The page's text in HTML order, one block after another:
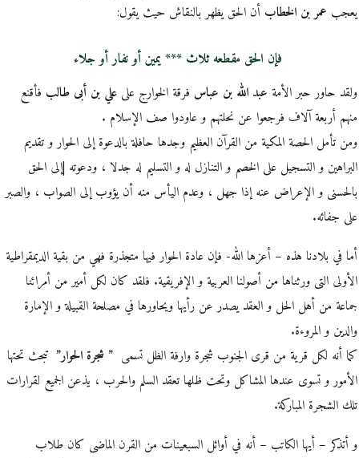
يعجب عمر بن الخطاب أن الحق يظهر بالنقاش حيث يقول:
فإن الحق مقطعه ثلاث *** يمين أو نفار أو جلاء
ولقد حاور حبر الأمة عبد الله بن عباس فرقة الخوارج علىعلي بن أبى طالب فأقنع
منهم أربعة آلاف فرجعوا عن نحلتهم و عاودوا صف الإسلام .
ومن تأمل الحصة المكية من القرآن العظيم وجدها حافلة بالدعوة إلى الحوار و تقديم
البراهين و التسجيل على الخصم و التنازل له و التسليم له جدلا ، ودعوته |إلى الحق
بالحسنى و الإعراض عنه إذا جهل ، وعدم اليأس منه أن يؤوب إلى الصواب ، والصبر
على جفائه.
أما في بلادنا هذه – أعزها الله- فإن عادة الحوار فيها متجذرة فهي من بقية الديمقراطية
الأولى التى ورثناها من أصولنا العربية و الإفريقية. فلقد كان لكل أمير من أمرائنا
جماعة من أهل الحل و العقد يصدر عن رأيها ويحاورها في مصلحة القبيلة و الإمارة
والدين و المروءة.
كما أنه لكل قرية من قرى الجنوب شجرة وارفة الظل تسمى” شجرة الحوار” تبحث تحتها
الأمور و تسوى عندها المشاكل وتحت ظلها تعقد السلم والحرب ، يذعن الجميع لقرارات
تلك الشجرة المباركة.
و أتذكر – أيها الكاتب – أنه في أوائل السبعينات من القرن الماضى كان طلاب